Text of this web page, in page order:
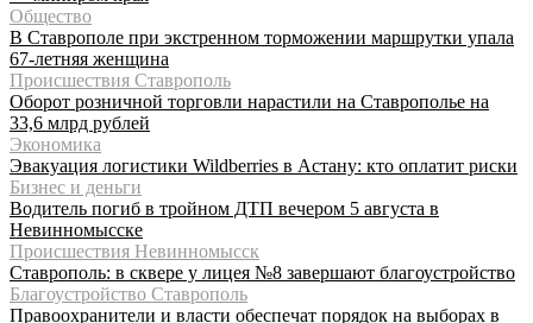
Общество
В Ставрополе при экстренном торможении маршрутки упала
67-летняя женщина
Происшествия Ставрополь
Оборот розничной торговли нарастили на Ставрополье на
33,6 млрд рублей
Экономика
Эвакуация логистики Wildberries в Астану: кто оплатит риски
Бизнес и деньги
Водитель погиб в тройном ДТП вечером 5 августа в
Невинномысске
Происшествия Невинномысск
Ставрополь: в сквере у лицея №8 завершают благоустройство
Благоустройство Ставрополь
Правоохранители и власти обеспечат порядок на выборах в